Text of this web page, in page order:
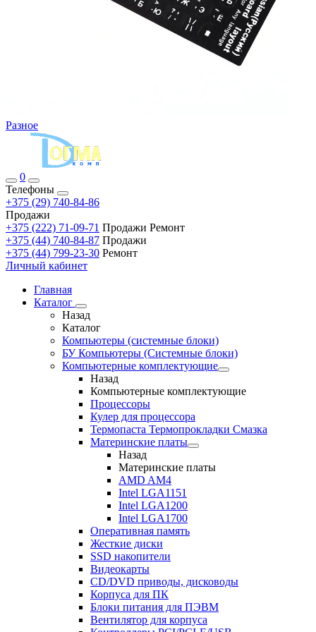
Разное
0
Телефоны
+375 (29) 740-84-86
Продажи
+375 (222) 71-09-71 Продажи Ремонт
+375 (44) 740-84-87 Продажи
+375 (44) 799-23-30 Ремонт
Личный кабинет
Главная
Каталог
Назад
Каталог
Компьютеры (системные блоки)
БУ Компьютеры (Системные блоки)
Компьютерные комплектующие
Назад
Компьютерные комплектующие
Процессоры
Кулер для процессора
Термопаста Термопрокладки Смазка
Материнские платы
Назад
Материнские платы
AMD AM4
Intel LGA1151
Intel LGA1200
Intel LGA1700
Оперативная память
Жесткие диски
SSD накопители
Видеокарты
CD/DVD приводы, дисководы
Корпуса для ПК
Блоки питания для ПЭВМ
Вентилятор для корпуса